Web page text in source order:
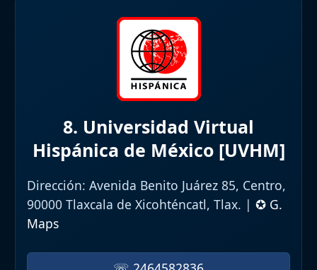
8. Universidad Virtual
Hispánica de México [UVHM]
Dirección: Avenida Benito Juárez 85, Centro,
90000 Tlaxcala de Xicohténcatl, Tlax. | ✪ G.
Maps